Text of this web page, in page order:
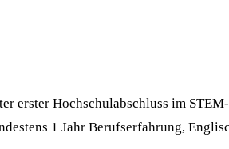
erster Hochschulabschluss im
1 Jahr Berufserfahrung,